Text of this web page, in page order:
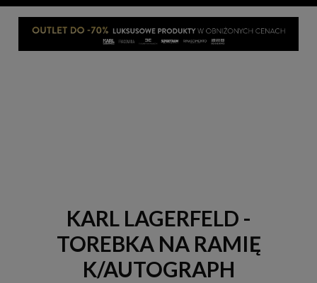
KARL LAGERFELD -
TOREBKA NA RAMIĘ
K/AUTOGRAPH